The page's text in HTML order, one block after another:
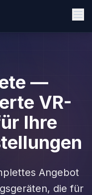
—
VR-
Ihre
Angebot
die für